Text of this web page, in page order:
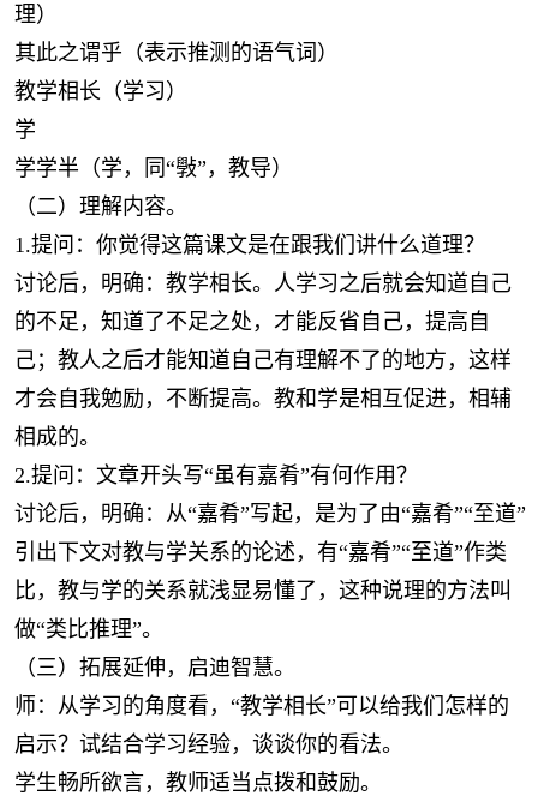
理）
其此之谓乎（表示推测的语气词）
教学相长（学习）
学
学学半（学，同“斅”，教导）
（二）理解内容。
1.提问：你觉得这篇课文是在跟我们讲什么道理？
讨论后，明确：教学相长。人学习之后就会知道自己
的不足，知道了不足之处，才能反省自己，提高自
己；教人之后才能知道自己有理解不了的地方，这样
才会自我勉励，不断提高。教和学是相互促进，相辅
相成的。
2.提问：文章开头写“虽有嘉肴”有何作用？
讨论后，明确：从“嘉肴”写起，是为了由“嘉肴”“至道”
引出下文对教与学关系的论述，有“嘉肴”“至道”作类
比，教与学的关系就浅显易懂了，这种说理的方法叫
做“类比推理”。
（三）拓展延伸，启迪智慧。
师：从学习的角度看，“教学相长”可以给我们怎样的
启示？试结合学习经验，谈谈你的看法。
学生畅所欲言，教师适当点拨和鼓励。